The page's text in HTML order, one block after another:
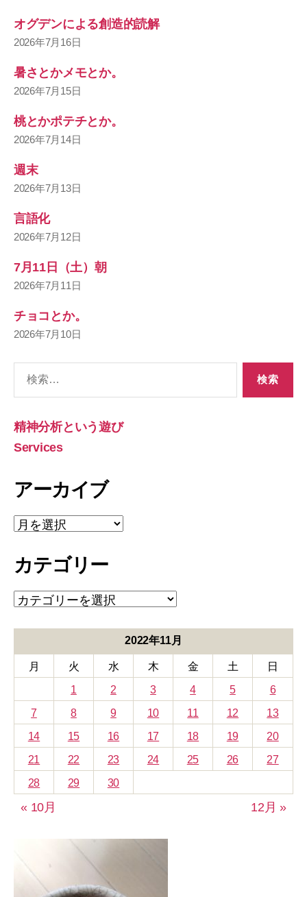
オグデンによる創造的読解
2026年7月16日
暑さとかメモとか。
2026年7月15日
桃とかポテチとか。
2026年7月14日
週末
2026年7月13日
言語化
2026年7月12日
7月11日（土）朝
2026年7月11日
チョコとか。
2026年7月10日
象:
精神分析という遊び
Services
アーカイブ
ア
ー
イ
カテゴリー
カ
テ
ー
2022年11月
月 火 水 木 金 土
日
1
2 3 4 5
6
7
8 9 10 11 12
13
14
15 16 17 18 19
20
21
22 23 24 25 26
27
28
29 30
« 10月 12月 »